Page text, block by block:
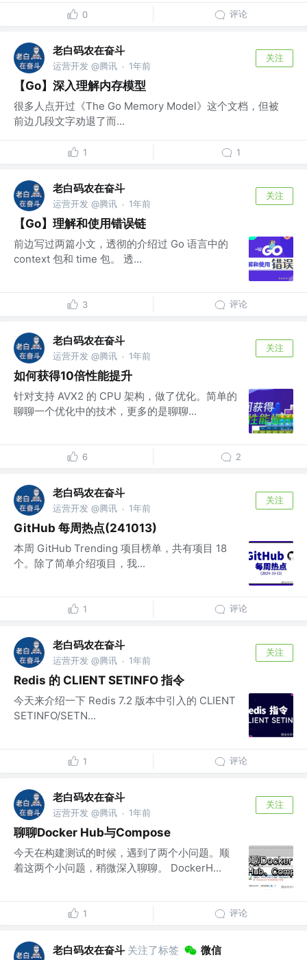
0 评论
老白码农在奋斗
运营开发 @腾讯 · 1年前
关注
【Go】深入理解内存模型
很多人点开过《The Go Memory Model》这个文档，但被
前边几段文字劝退了而...
1 1
老白码农在奋斗
运营开发 @腾讯 · 1年前
关注
【Go】理解和使用错误链
前边写过两篇小文，透彻的介绍过 Go 语言中的
context 包和 time 包。 透...
3 评论
老白码农在奋斗
运营开发 @腾讯 · 1年前
关注
如何获得10倍性能提升
针对支持 AVX2 的 CPU 架构，做了优化。简单的
聊聊一个优化中的技术，更多的是聊聊...
6 2
老白码农在奋斗
运营开发 @腾讯 · 1年前
关注
GitHub 每周热点(241013)
本周 GitHub Trending 项目榜单，共有项目 18
个。除了简单介绍项目，我...
1 评论
老白码农在奋斗
运营开发 @腾讯 · 1年前
关注
Redis 的 CLIENT SETINFO 指令
今天来介绍一下 Redis 7.2 版本中引入的 CLIENT
SETINFO/SETN...
1 评论
老白码农在奋斗
运营开发 @腾讯 · 1年前
关注
聊聊Docker Hub与Compose
今天在构建测试的时候，遇到了两个小问题。顺
着这两个小问题，稍微深入聊聊。 DockerH...
1 评论
老白码农在奋斗 关注了标签 微信